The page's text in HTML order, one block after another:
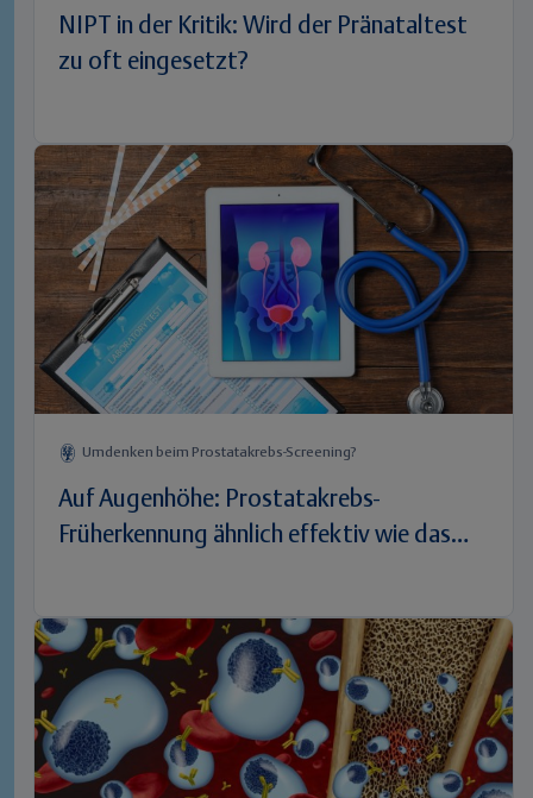
NIPT in der Kritik: Wird der Pränataltest
zu oft eingesetzt?
Umdenken beim Prostatakrebs-Screening?
Auf Augenhöhe: Prostatakrebs-
Früherkennung ähnlich effektiv wie das